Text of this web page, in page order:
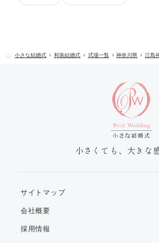
小さな結婚式 和装結婚式 式場一覧 神奈川県 江島
小さくても、大きな
サイトマップ
会社概要
採用情報